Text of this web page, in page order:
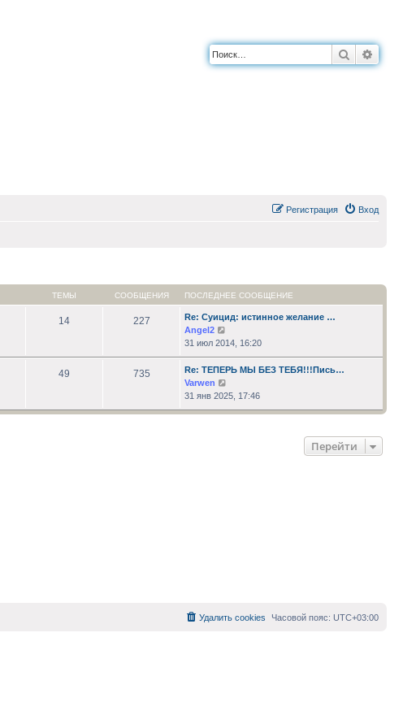
Поиск
Вход
Регистрация
ТЕМЫ СООБЩЕНИЯ ПОСЛЕДНЕЕ СООБЩЕНИЕ
14 227
Re: Суицид: истинное желание …
Angel2
к
последнему
сообщению
31 июл 2014, 16:20
49 735
Re: ТЕПЕРЬ МЫ БЕЗ ТЕБЯ!!!Пись…
Varwen
к
последнему
31 янв 2025, 17:46
Перейти
Часовой пояс: UTC+03:00
Удалить cookies